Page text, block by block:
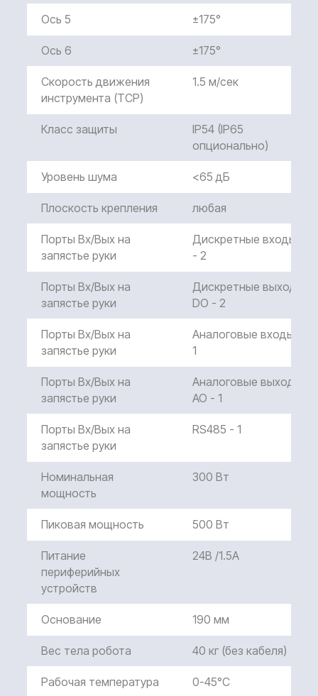
Ось 5 ±175°
Ось 6 ±175°
Скорость движения
инструмента (TCP)
1.5 м/сек
Класс защиты
IP54 (IP65
опционально)
Уровень шума <65 дБ
Плоскость крепления любая
Порты Вх/Вых на
запястье руки
Дискретные входы DI
- 2
Порты Вх/Вых на
запястье руки
Дискретные выходы
DO - 2
Порты Вх/Вых на
запястье руки
Аналоговые входы AI -
1
Порты Вх/Вых на
запястье руки
Аналоговые выходы
AO - 1
Порты Вх/Вых на
запястье руки
RS485 - 1
Номинальная
мощность
300 Вт
Пиковая мощность 500 Вт
Питание
периферийных
устройств
24В /1.5A
Основание 190 мм
Вес тела робота 40 кг (без кабеля)
Рабочая температура 0-45°C